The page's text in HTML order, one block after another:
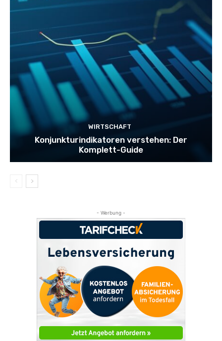
WIRTSCHAFT
Konjunkturindikatoren verstehen: Der
Komplett-Guide
- Werbung -